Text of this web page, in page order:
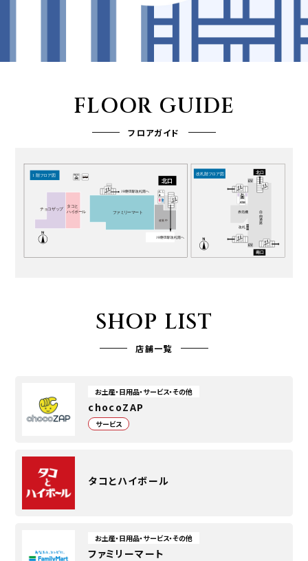
FLOOR GUIDE
フロアガイド
SHOP LIST
店舗一覧
お土産・日用品・サービス・その他
chocoZAP
サービス
タコとハイボール
お土産・日用品・サービス・その他
ファミリーマート